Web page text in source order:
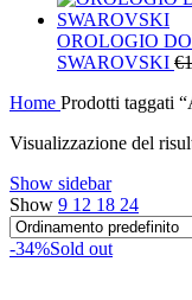
OROLOGIO
SWAROVSKI €
Home Prodotti taggati
Visualizzazione del
Show sidebar
Show 9 12 18 24
-34%Sold out